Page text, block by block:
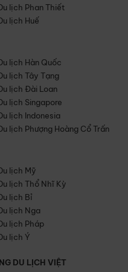
lịch Phan Thiết
lịch Huế
lịch Hàn Quốc
lịch Tây Tạng
lịch Đài Loan
lịch Singapore
lịch Indonesia
lịch Phượng Hoàng Cổ Trấn
lịch Mỹ
lịch Thổ Nhĩ Kỳ
lịch Bỉ
lịch Nga
lịch Pháp
lịch Ý
DU LỊCH VIỆT